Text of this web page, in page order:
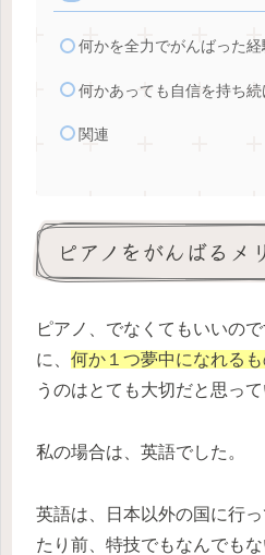
何かを全力でがんばった経
何かあっても自信を持ち
関連
ピアノをがんばるメ
ピアノ、でなくてもいいの
に、 何か１つ夢中になれるも
うのはとても大切だと思って
私の場合は、英語でした。
英語は、日本以外の国に行
たり前、特技でもなんでもな